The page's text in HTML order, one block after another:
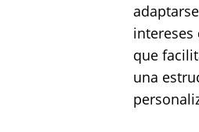
intereses
que
una